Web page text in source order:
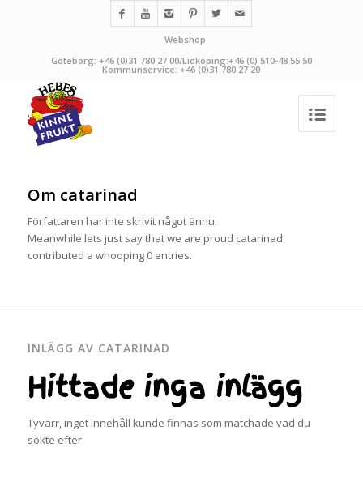
Webshop
Göteborg: +46 (0)31 780 27 00/Lidköping:+46 (0) 510-48 55 50
Kommunservice: +46 (0)31 780 27 20
Om catarinad
Författaren har inte skrivit något ännu.
Meanwhile lets just say that we are proud catarinad
contributed a whooping 0 entries.
INLÄGG AV CATARINAD
Hittade inga inlägg
Tyvärr, inget innehåll kunde finnas som matchade vad du
sökte efter